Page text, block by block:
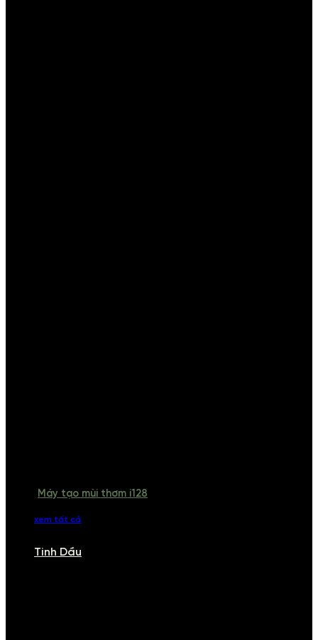
Máy tạo mùi thơm i128
xem tất cả
Tinh Dầu